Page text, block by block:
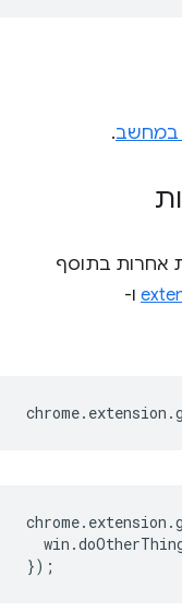
במחשב.
אחרות בתוסף
ו-
chrome. extension .
chrome. extension .
win .
});